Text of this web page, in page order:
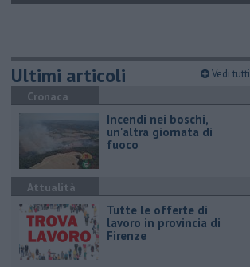
Ultimi articoli Vedi tutti
Cronaca
Incendi nei boschi,
un'altra giornata di
fuoco
Attualità
​Tutte le offerte di
lavoro in provincia di
Firenze